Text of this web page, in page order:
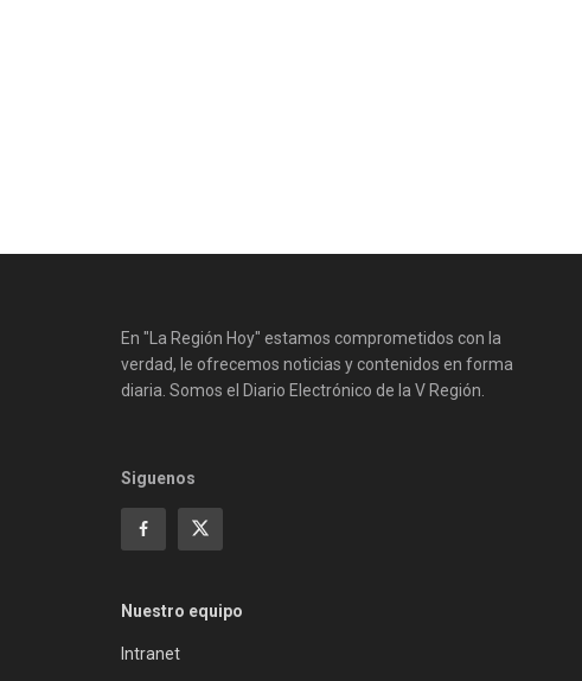
En "La Región Hoy" estamos comprometidos con la
verdad, le ofrecemos noticias y contenidos en forma
diaria. Somos el Diario Electrónico de la V Región.
Siguenos
Nuestro equipo
Intranet